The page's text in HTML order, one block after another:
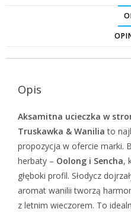
Opis
Aksamitna ucieczka w
Truskawka & Wanilia to
propozycja w ofercie marki.
herbaty – Oolong i Sencha,
głęboki profil. Słodycz
aromat wanilii tworzą
z letnim wieczorem. To